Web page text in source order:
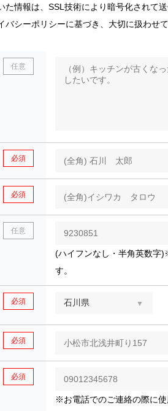
た情報は、SSL技術により暗号化されて送
バシーポリシーに基づき、大切に扱わせて
任意
必須
必須
任意
(ハイフンなし・半角英数字
す。
必須
必須
必須
※お電話でのご連絡の際に使